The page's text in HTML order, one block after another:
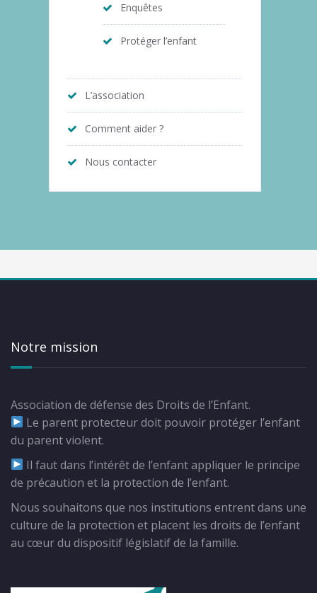
Enquêtes
Protéger l’enfant
L’association
Comment aider ?
Nous contacter
Notre mission
Association de défense des Droits de l’Enfant.
Le parent protecteur doit pouvoir protéger l’enfant
du parent violent.
Il faut dans l’intérêt de l’enfant appliquer le principe
de précaution et la protection de l’enfant.
Nous souhaitons que nos institutions entrent dans une
culture de la protection et placent les droits de l’enfant
au cœur du dispositif législatif de la famille.